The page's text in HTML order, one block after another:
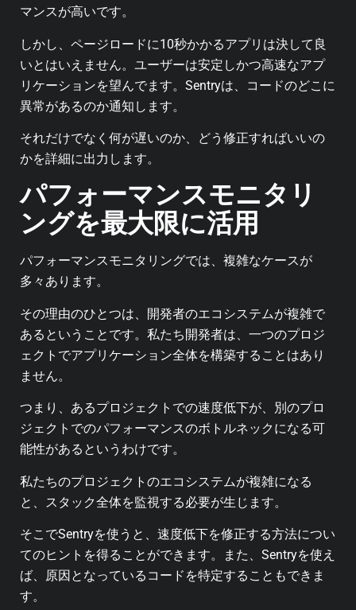
マンスが高いです。
しかし、ページロードに10秒かかるアプリは決して良
いとはいえません。ユーザーは安定しかつ高速なアプ
リケーションを望んでます。 Sentryは、コードのどこに
異常があるのか通知します。
それだけでなく何が遅いのか、どう修正すればいいの
かを詳細に出力します。
パフォーマンスモニタリ
ングを最大限に活用
パフォーマンスモニタリングでは、複雑なケースが
多々あります。
その理由のひとつは、開発者のエコシステムが複雑で
あるということです。私たち開発者は、一つのプロジ
ェクトでアプリケーション全体を構築することはあり
ません。
つまり、あるプロジェクトでの速度低下が、別のプロ
ジェクトでのパフォーマンスのボトルネックになる可
能性があるというわけです。
私たちのプロジェクトのエコシステムが複雑になる
と、スタック全体を監視する必要が生じます。
そこでSentryを使うと、速度低下を修正する方法につい
てのヒントを得ることができます。また、Sentryを使え
ば、原因となっているコードを特定することもできま
す。